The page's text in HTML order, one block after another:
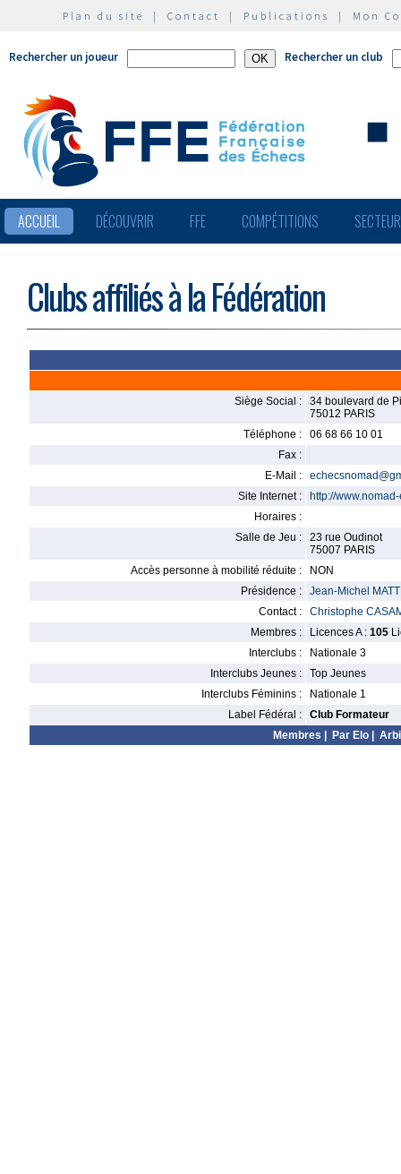
Plan du site | Contact | Publications | Mon
Rechercher un joueur Rechercher un club
ACCUEIL DÉCOUVRIR FFE COMPÉTITIONS
Clubs affiliés à la Fédération
Siège Social :
34 boulevard de
75012 PARIS
Téléphone :
06 68 66 10 01
Fax :
E-Mail :
Site Internet :
http://
Horaires :
Salle de Jeu :
23 rue Oudinot
75007 PARIS
Accès personne à mobilité réduite :
NON
Présidence :
Jean-Michel
Contact :
Christophe
Membres :
Licences A : 105
Interclubs :
Nationale 3
Interclubs Jeunes :
Top Jeunes
Interclubs Féminins :
Nationale 1
Label Fédéral :
Club Formateur
Membres
Par Elo